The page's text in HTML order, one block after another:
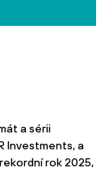
a sérii
Investments, a
rok 2025,